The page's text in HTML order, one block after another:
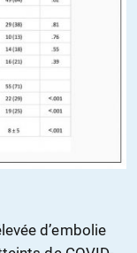
d’embolie